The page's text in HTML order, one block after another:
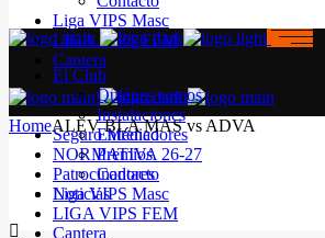
Liga VIPS Masc
LIGA VIPS FEM
Cantera
Seguro Médico
NORMATIVA 26-27
Patrocinadores
Noticias
El Club
Quiénes somos
Instalaciones
Entrenadores
Premios
Contacto
Liga VIPS Masc
LIGA VIPS FEM
Cantera
HomeALEV BLA MAS vs ADVA